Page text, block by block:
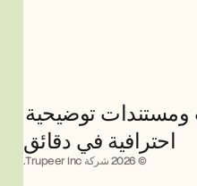
احترافية في دقائق
© 2026 شركة Trupeer Inc.